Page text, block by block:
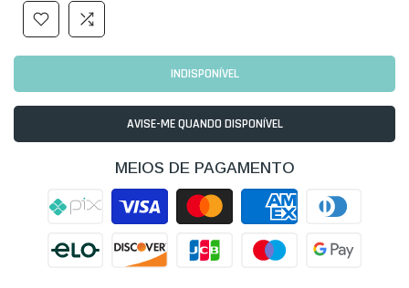
INDISPONÍVEL
AVISE-ME QUANDO DISPONÍVEL
MEIOS DE PAGAMENTO